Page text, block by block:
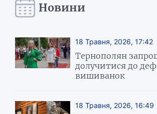
Новини
18 Травня, 2026, 17:42
Тернополян
долучитися до
вишиванок
18 Травня, 2026, 16:49